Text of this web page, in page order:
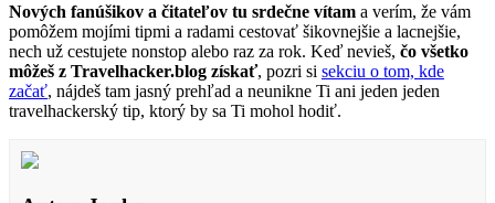
Nových fanúšikov a čitateľov tu srdečne vítam a verím, že vám
pomôžem mojími tipmi a radami cestovať šikovnejšie a lacnejšie,
nech už cestujete nonstop alebo raz za rok. Keď nevieš, čo všetko
môžeš z Travelhacker.blog získať, pozri si sekciu o tom, kde
začať, nájdeš tam jasný prehľad a neunikne Ti ani jeden jeden
travelhackerský tip, ktorý by sa Ti mohol hodiť.